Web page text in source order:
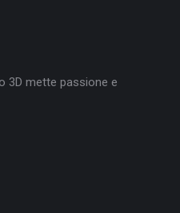
3D mette passione e